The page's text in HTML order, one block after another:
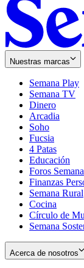
Nuestras marcas
Semana Play
Semana TV
Dinero
Arcadia
Soho
in
new
window
Fucsia
in
new
window
4 Patas
Educación
Foros Semana
Finanzas
Semana Rural
Cocina
Círculo de
Semana
Acerca de nosotros